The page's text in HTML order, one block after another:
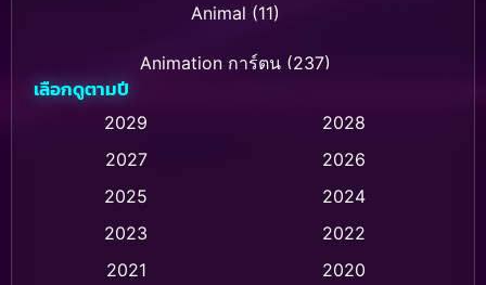
Animal (11)
Animation การ์ตูน(237)
Animation การ์ตูน (32)
Animation การ์ตูน (28)
Animation แอนิเมชัน (1)
เลือกดูตามปี
2029
2028
2027
2026
2025
2024
2023
2022
2021
2020